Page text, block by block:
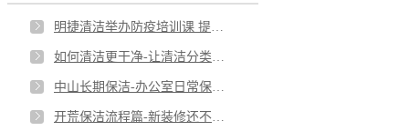
有专业保洁公司帮忙，外墙清洗并不难
明捷清洁举办防疫培训课 提高员工健康安全意识
如何清洁更干净-让清洁分类更明了
中山长期保洁-办公室日常保洁清洗托管
开荒保洁流程篇-新装修还不知道怎么保洁吗